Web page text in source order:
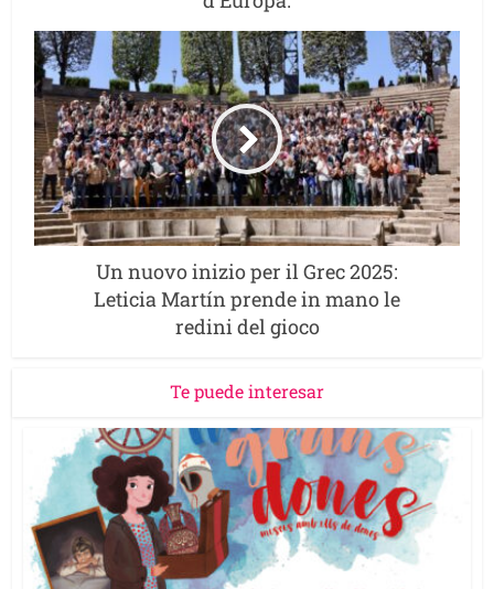
Un nuovo inizio per il Grec 2025:
Leticia Martín prende in mano le
redini del gioco
Te puede interesar